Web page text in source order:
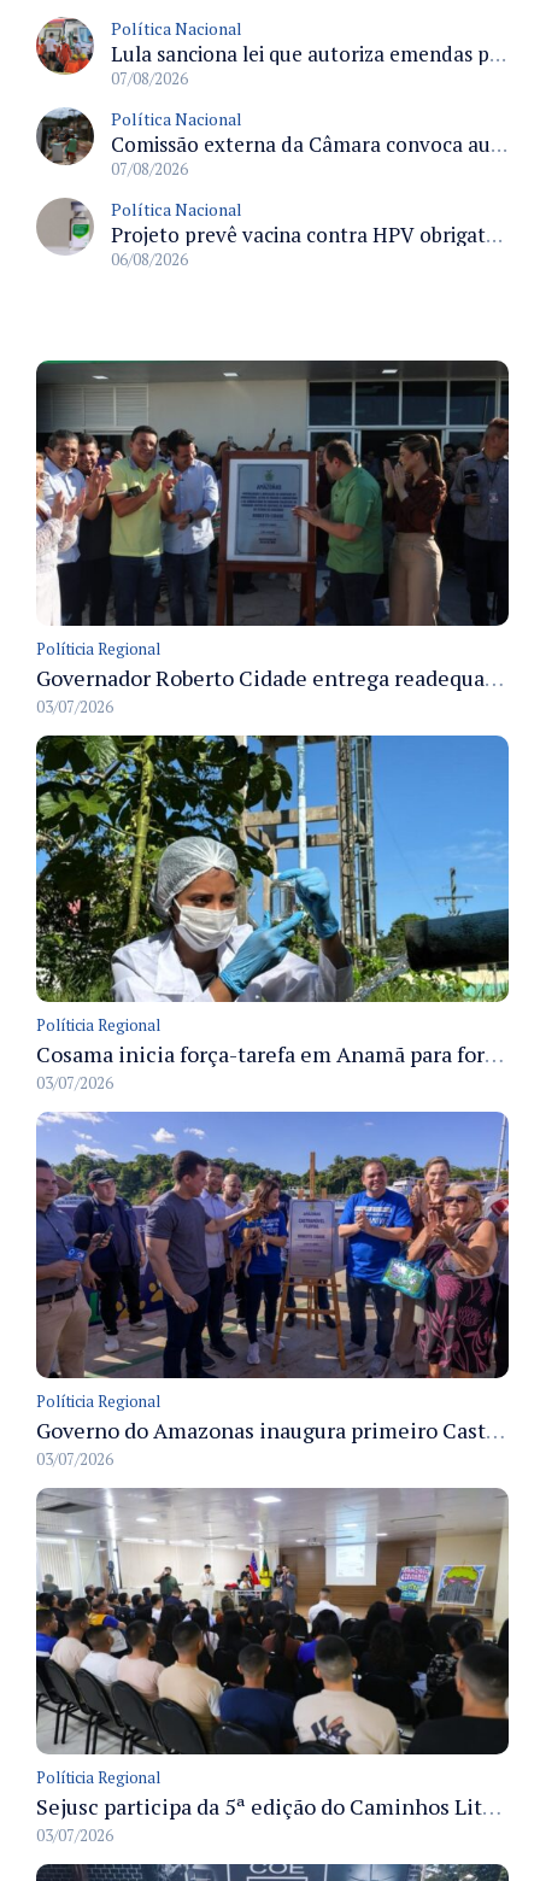
Política Nacional
Lula sanciona lei que autoriza emendas parlamentares para atendimento pré-hospitalar pelos bombeiros
07/08/2026
Política Nacional
Comissão externa da Câmara convoca audiência pública sobre chuvas na Zona da Mata de Minas Gerais e impactos em Juiz de Fora
07/08/2026
Política Nacional
Projeto prevê vacina contra HPV obrigatória e testes moleculares para rastreamento do câncer do colo do útero
06/08/2026
Políticia Regional
Governador Roberto Cidade entrega readequação do ambulatório da FCecon e amplia capacidade de atendimento oncológico em Manaus
03/07/2026
Políticia Regional
Cosama inicia força-tarefa em Anamã para fortalecer abastecimento de água e segurança hídrica da população
03/07/2026
Políticia Regional
Governo do Amazonas inaugura primeiro Castramóvel Fluvial para atendimento veterinário às comunidades ribeirinhas e castração gratuita
03/07/2026
Políticia Regional
Sejusc participa da 5ª edição do Caminhos Literários com foco na cultura hip-hop nas unidades socioeducativas
03/07/2026